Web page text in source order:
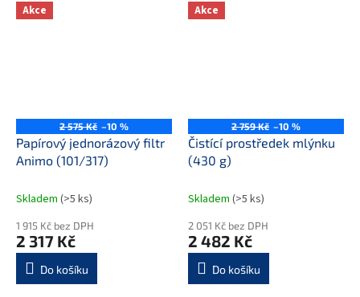
Akce
2 575 Kč –10 %
Papírový jednorázový filtr
Animo (101/317)
Skladem (>5 ks)
1 915 Kč bez DPH
2 317 Kč
Do košíku
Akce
2 759 Kč –10 %
Čistící prostředek mlýnku
(430 g)
Skladem (>5 ks)
2 051 Kč bez DPH
2 482 Kč
Do košíku